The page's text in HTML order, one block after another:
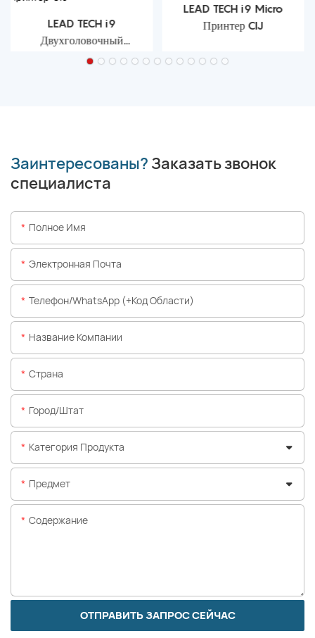
LEAD TECH i9
Двухголовочный
струйный принтер CIJ
LEAD TECH i9 Micro
Принтер CIJ
Заинтересованы? Заказать звонок
специалиста
Полное Имя
Электронная Почта
Телефон/WhatsApp (+код Области)
Название Компании
Страна
Город/штат
Категория Продукта
Предмет
Содержание
ОТПРАВИТЬ ЗАПРОС СЕЙЧАС